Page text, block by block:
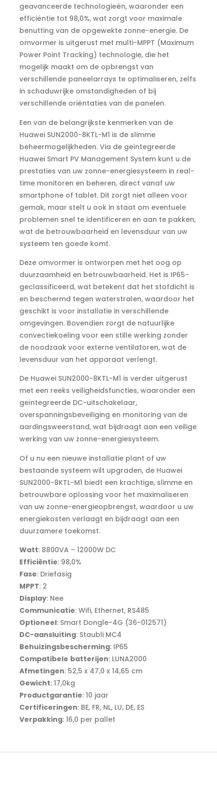
geavanceerde technologieën, waaronder een
efficiëntie tot 98,0%, wat zorgt voor maximale
benutting van de opgewekte zonne-energie. De
omvormer is uitgerust met multi-MPPT (Maximum
Power Point Tracking) technologie, die het
mogelijk maakt om de opbrengst van
verschillende paneelarrays te optimaliseren, zelfs
in schaduwrijke omstandigheden of bij
verschillende oriëntaties van de panelen.
Een van de belangrijkste kenmerken van de
Huawei SUN2000-8KTL-M1 is de slimme
beheermogelijkheden. Via de geïntegreerde
Huawei Smart PV Management System kunt u de
prestaties van uw zonne-energiesysteem in real-
time monitoren en beheren, direct vanaf uw
smartphone of tablet. Dit zorgt niet alleen voor
gemak, maar stelt u ook in staat om eventuele
problemen snel te identificeren en aan te pakken,
wat de betrouwbaarheid en levensduur van uw
systeem ten goede komt.
Deze omvormer is ontworpen met het oog op
duurzaamheid en betrouwbaarheid. Het is IP65-
geclassificeerd, wat betekent dat het stofdicht is
en beschermd tegen waterstralen, waardoor het
geschikt is voor installatie in verschillende
omgevingen. Bovendien zorgt de natuurlijke
convectiekoeling voor een stille werking zonder
de noodzaak voor externe ventilatoren, wat de
levensduur van het apparaat verlengt.
De Huawei SUN2000-8KTL-M1 is verder uitgerust
met een reeks veiligheidsfuncties, waaronder een
geïntegreerde DC-uitschakelaar,
overspanningsbeveiliging en monitoring van de
aardingsweerstand, wat bijdraagt aan een veilige
werking van uw zonne-energiesysteem.
Of u nu een nieuwe installatie plant of uw
bestaande systeem wilt upgraden, de Huawei
SUN2000-8KTL-M1 biedt een krachtige, slimme en
betrouwbare oplossing voor het maximaliseren
van uw zonne-energieopbrengst, waardoor u uw
energiekosten verlaagt en bijdraagt aan een
duurzamere toekomst.
Watt: 8800VA – 12000W DC
Efficiëntie: 98,0%
Fase: Driefasig
MPPT: 2
Display: Nee
Communicatie: Wifi, Ethernet, RS485
Optioneel: Smart Dongle-4G (36-012571)
DC-aansluiting: Staubli MC4
Behuizingsbescherming: IP65
Compatibele batterijen: LUNA2000
Afmetingen: 52,5 x 47,0 x 14,65 cm
Gewicht: 17,0kg
Productgarantie: 10 jaar
Certificeringen: BE, FR, NL, LU, DE, ES
Verpakking: 16,0 per pallet